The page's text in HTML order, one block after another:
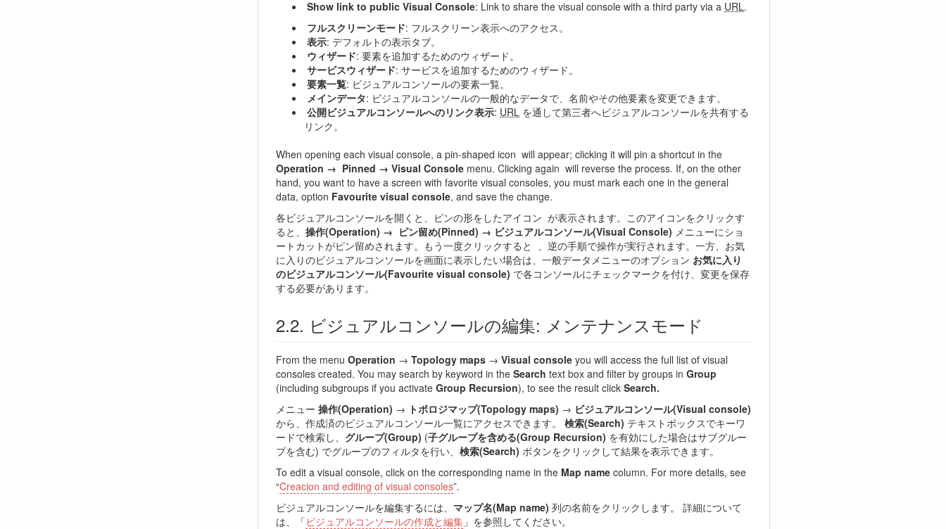
Show link to public Visual Console: Link to share the visual console with a third party via a URL.
フルスクリーンモード: フルスクリーン表示へのアクセス。
表示: デフォルトの表示タブ。
ウィザード: 要素を追加するためのウィザード。
サービスウィザード: サービスを追加するためのウィザード。
要素一覧: ビジュアルコンソールの要素一覧。
メインデータ: ビジュアルコンソールの一般的なデータで、名前やその他要素を変更できます。
公開ビジュアルコンソールへのリンク表示: URL を通して第三者へビジュアルコンソールを共有する
リンク。
When opening each visual console, a pin-shaped icon will appear; clicking it will pin a shortcut in the
Operation → Pinned → Visual Console menu. Clicking again will reverse the process. If, on the other
hand, you want to have a screen with favorite visual consoles, you must mark each one in the general
data, option Favourite visual console, and save the change.
各ビジュアルコンソールを開くと、ピンの形をしたアイコン が表示されます。このアイコンをクリックす
ると、 操作(Operation) → ピン留め(Pinned) → ビジュアルコンソール(Visual Console) メニューにショ
ートカットがピン留めされます。もう一度クリックすると
、逆の手順で操作が実行されます。一方、お気
に入りのビジュアルコンソールを画面に表示したい場合は、一般データメニューのオプション お気に入り
のビジュアルコンソール(Favourite visual console) で各コンソールにチェックマークを付け、変更を保存
する必要があります。
ビジュアルコンソールの編集: メンテナンスモード
From the menu Operation → Topology maps → Visual console you will access the full list of visual
consoles created. You may search by keyword in the Search text box and filter by groups in Group
(including subgroups if you activate Group Recursion), to see the result click Search.
メニュー 操作(Operation) → トポロジマップ(Topology maps) → ビジュアルコンソール(Visual console)
から、作成済のビジュアルコンソール一覧にアクセスできます。 検索(Search) テキストボックスでキーワ
ードで検索し、 グループ(Group) (子グループを含める(Group Recursion) を有効にした場合はサブグルー
プを含む) でグループのフィルタを行い、 検索(Search) ボタンをクリックして結果を表示できます。
To edit a visual console, click on the corresponding name in the Map name column. For more details, see
“Creacion and editing of visual consoles”.
ビジュアルコンソールを編集するには、 マップ名(Map name) 列の名前をクリックします。 詳細について
は、「ビジュアルコンソールの作成と編集 」を参照してください。